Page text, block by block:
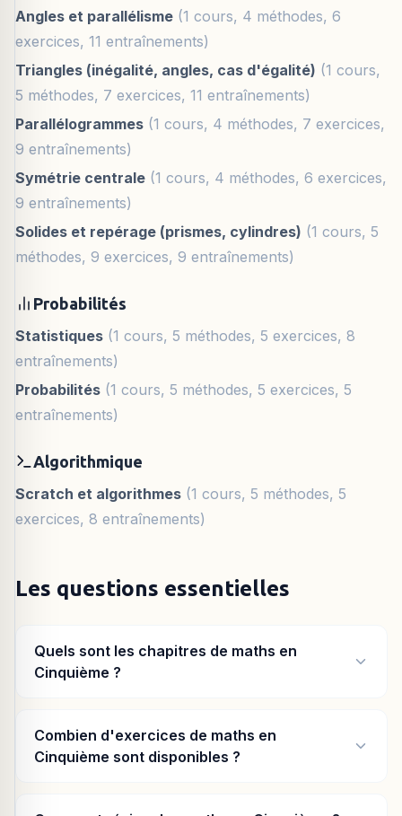
Angles et parallélisme (1 cours, 4 méthodes, 6
exercices, 11 entraînements)
Triangles (inégalité, angles, cas d'égalité) (1 cours,
5 méthodes, 7 exercices, 11 entraînements)
Parallélogrammes (1 cours, 4 méthodes, 7 exercices,
9 entraînements)
Symétrie centrale (1 cours, 4 méthodes, 6 exercices,
9 entraînements)
Solides et repérage (prismes, cylindres) (1 cours, 5
méthodes, 9 exercices, 9 entraînements)
Probabilités
Statistiques (1 cours, 5 méthodes, 5 exercices, 8
entraînements)
Probabilités (1 cours, 5 méthodes, 5 exercices, 5
entraînements)
Algorithmique
Scratch et algorithmes (1 cours, 5 méthodes, 5
exercices, 8 entraînements)
Les questions essentielles
Quels sont les chapitres de maths en
Cinquième ?
Combien d'exercices de maths en
Cinquième sont disponibles ?